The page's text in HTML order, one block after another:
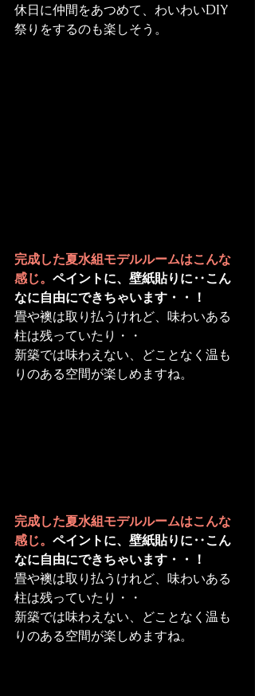
休日に仲間をあつめて、わいわいDIY
祭りをするのも楽しそう。
完成した夏水組モデルルームはこんな
感じ。 ペイントに、壁紙貼りに‥こん
なに自由にできちゃいます・・！
畳や襖は取り払うけれど、味わいある
柱は残っていたり・・
新築では味わえない、どことなく温も
りのある空間が楽しめますね。
完成した夏水組モデルルームはこんな
感じ。 ペイントに、壁紙貼りに‥こん
なに自由にできちゃいます・・！
畳や襖は取り払うけれど、味わいある
柱は残っていたり・・
新築では味わえない、どことなく温も
りのある空間が楽しめますね。